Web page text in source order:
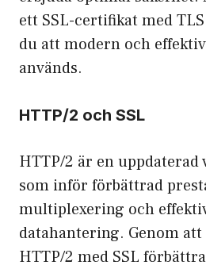
ett SSL-certifikat med
du att modern och
används.
HTTP/2 och SSL
HTTP/2 är en uppdaterad
som inför förbättrad
multiplexering och
datahantering. Genom
HTTP/2 med SSL